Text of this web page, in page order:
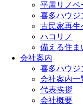
平屋リノベ
喜多ハウジ
古民家再生
ハコリノ
備える住ま
会社案内
喜多ハウジ
会社案内一
代表挨拶
会社概要